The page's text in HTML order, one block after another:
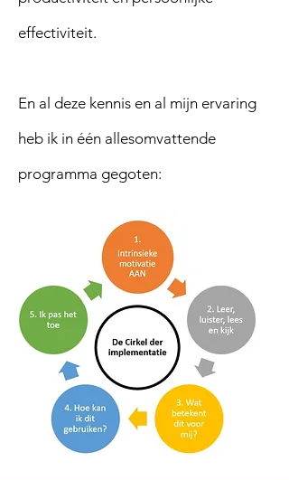
effectiviteit.
En al deze kennis en al mijn ervaring
heb ik in één allesomvattende
programma gegoten: